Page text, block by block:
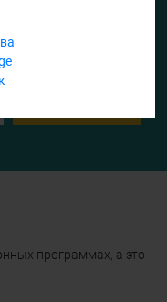
программах, а это -